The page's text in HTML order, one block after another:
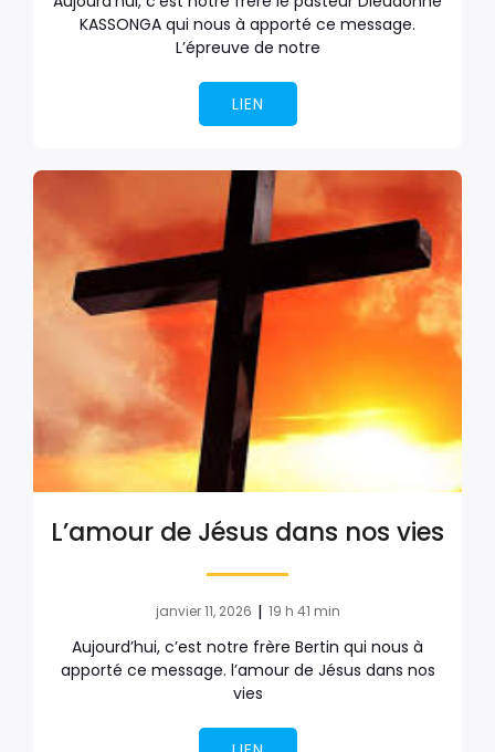
KASSONGA qui nous à apporté ce message.
L’épreuve de notre
LIEN
L’amour de Jésus dans nos vies
janvier 11, 2026 | 19 h 41 min
Aujourd’hui, c’est notre frère Bertin qui nous à
apporté ce message. l’amour de Jésus dans nos
vies